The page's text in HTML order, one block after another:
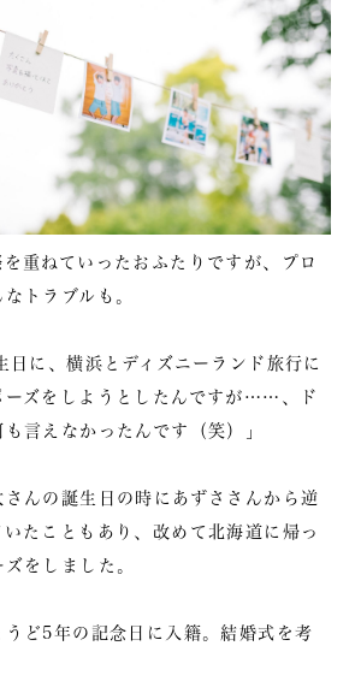
重ねていったおふたりですが、プロ
トラブルも。
日に、横浜とディズニーランド旅行に
ーズをしようとしたんですが……、ド
言えなかったんです（笑）」
んの誕生日の時にあずささんから逆
たこともあり、改めて北海道に帰っ
をしました。
ど5年の記念日に入籍。結婚式を考